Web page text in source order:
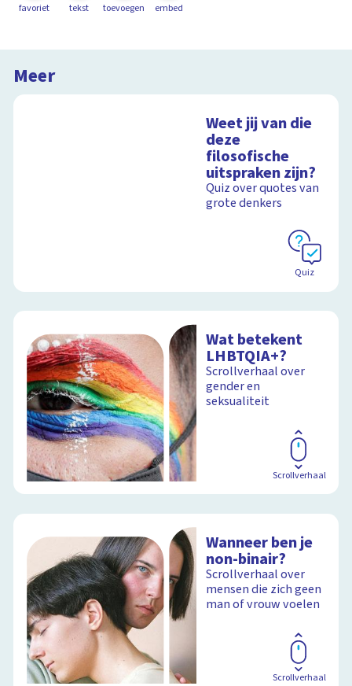
favoriet tekst toevoegen embed
Meer
Weet jij van die
deze
filosofische
uitspraken zijn?
Quiz over quotes van
grote denkers
Quiz
Wat betekent
LHBTQIA+?
Scrollverhaal over
gender en
seksualiteit
Scrollverhaal
Wanneer ben je
non-binair?
Scrollverhaal over
mensen die zich geen
man of vrouw voelen
Scrollverhaal